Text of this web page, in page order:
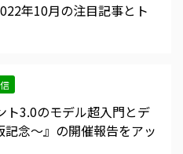
年10月の注目記事とト
ト3.0のモデル超入門とデ
念～』の開催報告をアッ